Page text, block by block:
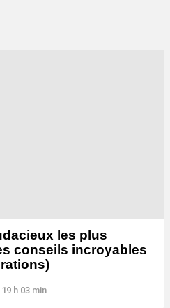
les plus
conseils incroyables
h 03 min